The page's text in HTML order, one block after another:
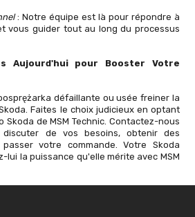
: Notre équipe est là pour répondre à
vous guider tout au long du processus
Aujourd'hui pour Booster Votre
défaillante ou usée freiner la
Faites le choix judicieux en optant
Skoda de MSM Technic. Contactez-nous
de vos besoins, obtenir des
votre commande. Votre Skoda
lui la puissance qu'elle mérite avec MSM